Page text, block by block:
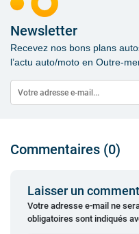
Newsletter
Recevez nos bons plans
l’actu auto/moto en Outre-
Commentaires (0)
Laisser un
Votre adresse e-mail ne
obligatoires sont indiqués